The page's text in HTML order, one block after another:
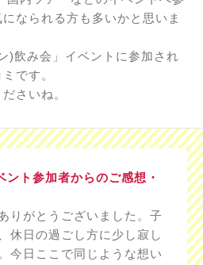
なられる方も多いかと思いま
)飲み会」イベントに参加され
です。
さいね。
ト参加者からのご感想・
りがとうございました。子
休日の過ごし方に少し寂し
今日ここで同じような想い